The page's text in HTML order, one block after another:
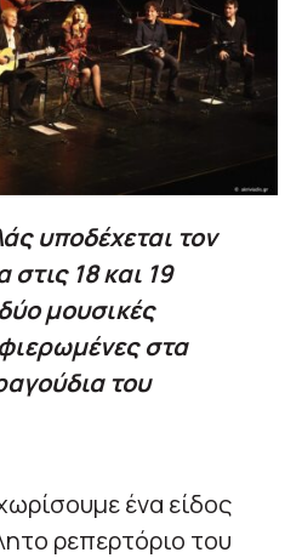
υποδέχεται τον
18 και 19
μουσικές
στα
του
ένα είδος
ρεπερτόριο του